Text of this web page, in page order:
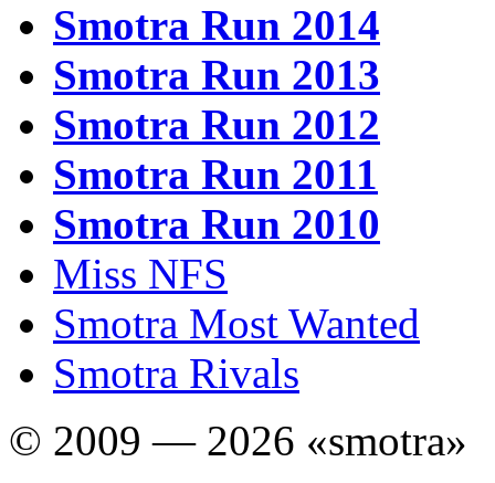
Smotra Run 2014
Smotra Run 2013
Smotra Run 2012
Smotra Run 2011
Smotra Run 2010
Miss NFS
Smotra Most Wanted
Smotra Rivals
© 2009 — 2026 «smotra»